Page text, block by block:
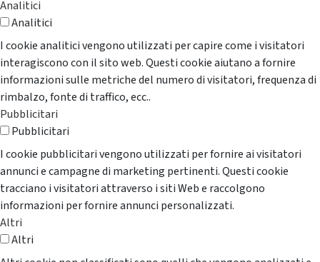
Analitici
Analitici
I cookie analitici vengono utilizzati per capire come i visitatori
interagiscono con il sito web. Questi cookie aiutano a fornire
informazioni sulle metriche del numero di visitatori, frequenza di
rimbalzo, fonte di traffico, ecc..
Pubblicitari
Pubblicitari
I cookie pubblicitari vengono utilizzati per fornire ai visitatori
annunci e campagne di marketing pertinenti. Questi cookie
tracciano i visitatori attraverso i siti Web e raccolgono
informazioni per fornire annunci personalizzati.
Altri
Altri